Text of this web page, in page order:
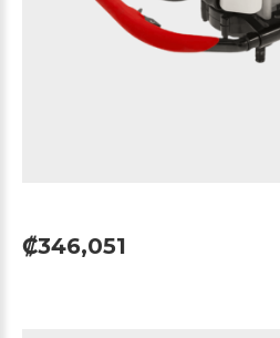
₡346,051